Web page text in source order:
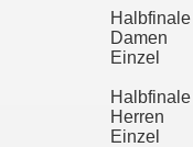
Halbfinale
Damen
Einzel
Halbfinale
Herren
Einzel